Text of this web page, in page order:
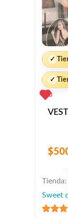
✓
✓
0
$
Tienda:
Sweet